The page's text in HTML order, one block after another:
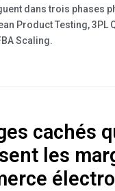
dans trois phases
Product Testing, 3PL
Scaling.
cachés
les